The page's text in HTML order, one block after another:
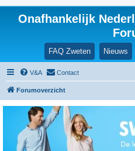
Onafhankelijk
FAQ Zweten Nieuws
V&A Contact
Forumoverzicht